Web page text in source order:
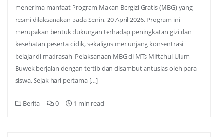
menerima manfaat Program Makan Bergizi Gratis (MBG) yang
resmi dilaksanakan pada Senin, 20 April 2026. Program ini
merupakan bentuk dukungan terhadap peningkatan gizi dan
kesehatan peserta didik, sekaligus menunjang konsentrasi
belajar di madrasah. Pelaksanaan MBG di MTs Miftahul Ulum
Buwek berjalan dengan tertib dan disambut antusias oleh para
siswa. Sejak hari pertama […]
Berita 0 1 min read